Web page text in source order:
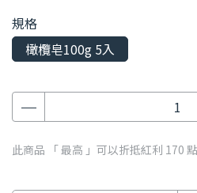
規格
橄欖皂100g 5入
此商品 「 最高 」可以折抵紅利 170